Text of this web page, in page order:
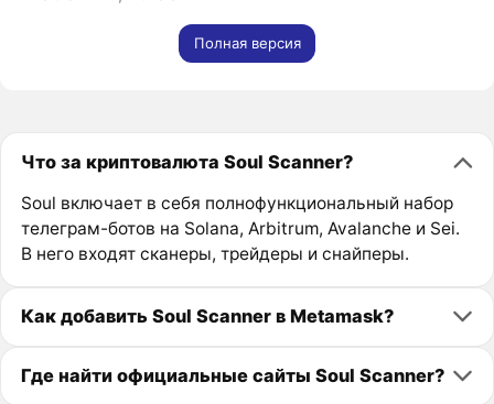
Полная версия
Что за криптовалюта Soul Scanner?
Soul включает в себя полнофункциональный набор
телеграм-ботов на Solana, Arbitrum, Avalanche и Sei.
В него входят сканеры, трейдеры и снайперы.
Как добавить Soul Scanner в Metamask?
Где найти официальные сайты Soul Scanner?